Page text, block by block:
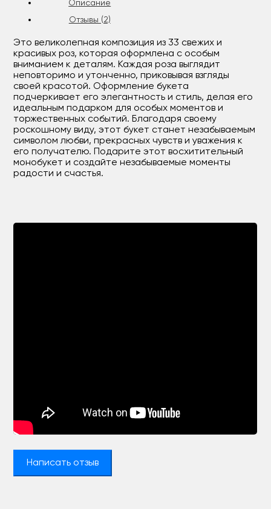
Описание
Отзывы (2)
Это великолепная композиция из 33 свежих и
красивых роз, которая оформлена с особым
вниманием к деталям. Каждая роза выглядит
неповторимо и утонченно, приковывая взгляды
своей красотой. Оформление букета
подчеркивает его элегантность и стиль, делая его
идеальным подарком для особых моментов и
торжественных событий. Благодаря своему
роскошному виду, этот букет станет незабываемым
символом любви, прекрасных чувств и уважения к
его получателю. Подарите этот восхитительный
монобукет и создайте незабываемые моменты
радости и счастья.
Написать отзыв